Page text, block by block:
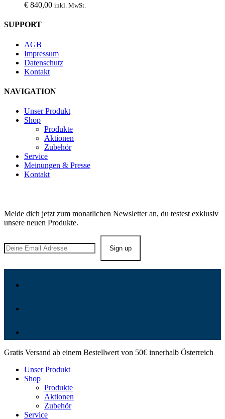
€ 840,00 inkl. MwSt.
SUPPORT
AGB
Impressum
Datenschutz
Kontakt
NAVIGATION
Unser Produkt
Shop
Produkte
Aktionen
Zubehör
Service
Meinungen & Presse
Kontakt
Melde dich jetzt zum monatlichen Newsletter an, du testest exklusiv
unsere neuen Produkte.
Gratis Versand ab einem Bestellwert von 50€ innerhalb Österreich
Unser Produkt
Shop
Produkte
Aktionen
Zubehör
Service